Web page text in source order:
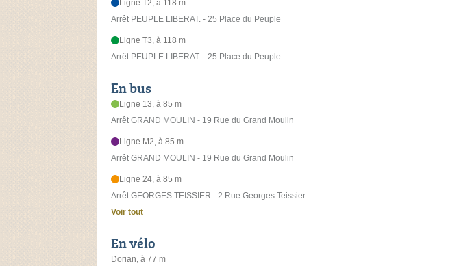
Ligne T2, à 118 m
Arrêt PEUPLE LIBERAT. - 25 Place du Peuple
Ligne T3, à 118 m
Arrêt PEUPLE LIBERAT. - 25 Place du Peuple
En bus
Ligne 13, à 85 m
Arrêt GRAND MOULIN - 19 Rue du Grand Moulin
Ligne M2, à 85 m
Arrêt GRAND MOULIN - 19 Rue du Grand Moulin
Ligne 24, à 85 m
Arrêt GEORGES TEISSIER - 2 Rue Georges Teissier
Voir tout
En vélo
Dorian, à 77 m